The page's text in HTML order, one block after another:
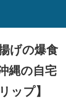
げの爆食
縄の自宅
ップ】